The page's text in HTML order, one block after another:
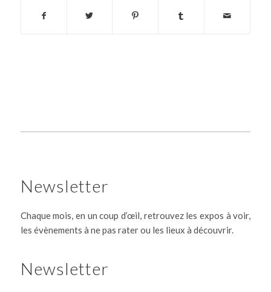
Newsletter
Chaque mois, en un coup d’œil, retrouvez les expos à voir,
les évènements à ne pas rater ou les lieux à découvrir.
Newsletter